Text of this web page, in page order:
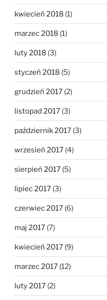
kwiecień 2018 (1)
marzec 2018 (1)
luty 2018 (3)
styczeń 2018 (5)
grudzień 2017 (2)
listopad 2017 (3)
październik 2017 (3)
wrzesień 2017 (4)
sierpień 2017 (5)
lipiec 2017 (3)
czerwiec 2017 (6)
maj 2017 (7)
kwiecień 2017 (9)
marzec 2017 (12)
luty 2017 (2)